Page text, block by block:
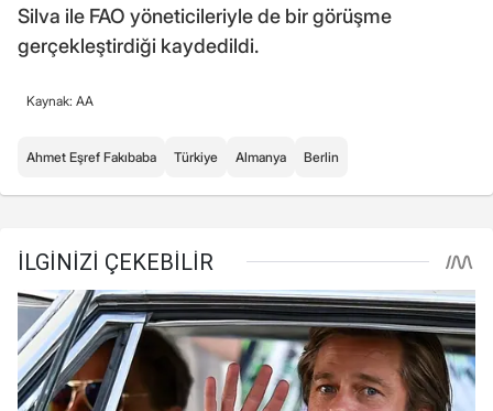
Silva ile FAO yöneticileriyle de bir görüşme
gerçekleştirdiği kaydedildi.
Kaynak: AA
Ahmet Eşref Fakıbaba Türkiye Almanya Berlin